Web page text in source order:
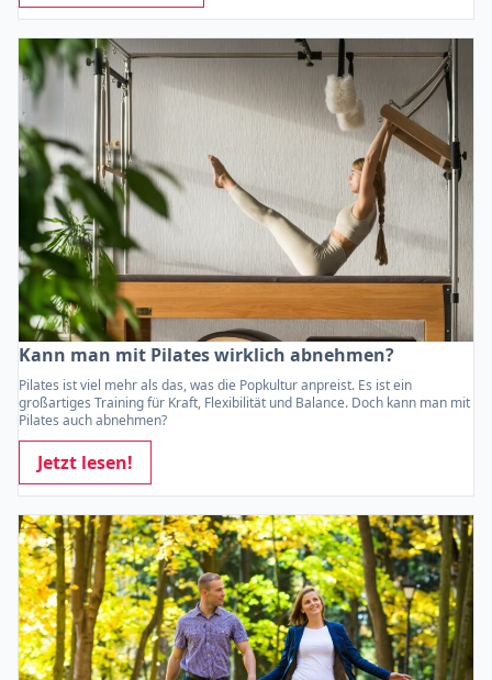
Kann man mit Pilates wirklich abnehmen?
Pilates ist viel mehr als das, was die Popkultur anpreist. Es ist ein
großartiges Training für Kraft, Flexibilität und Balance. Doch kann man mit
Pilates auch abnehmen?
Jetzt lesen!